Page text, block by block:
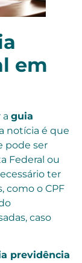
em
guia
notícia é que
pode ser
Federal ou
ter
como o CPF
caso
previdência